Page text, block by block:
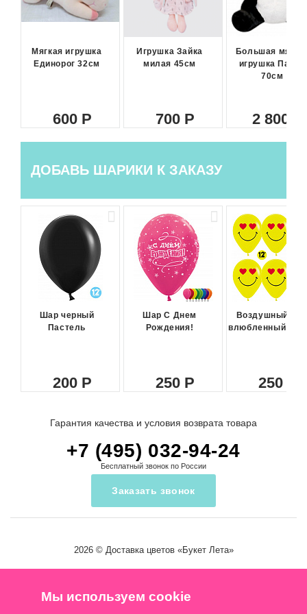
Мягкая игрушка
Единорог 32см
600
Игрушка Зайка
милая 45см
700
Большая
игрушка Панда
70см
2 800
ДОБАВЬ ШАРИКИ К ЗАКАЗУ
Шар черный
Пастель
200
Шар С Днем
Рождения!
250
Воздушный
влюбленный
250
Гарантия качества и условия возврата товара
+7 (495) 032-94-24
Бесплатный звонок по России
Заказать звонок
2026 © Доставка цветов«Букет Лета»
Мы используем cookie